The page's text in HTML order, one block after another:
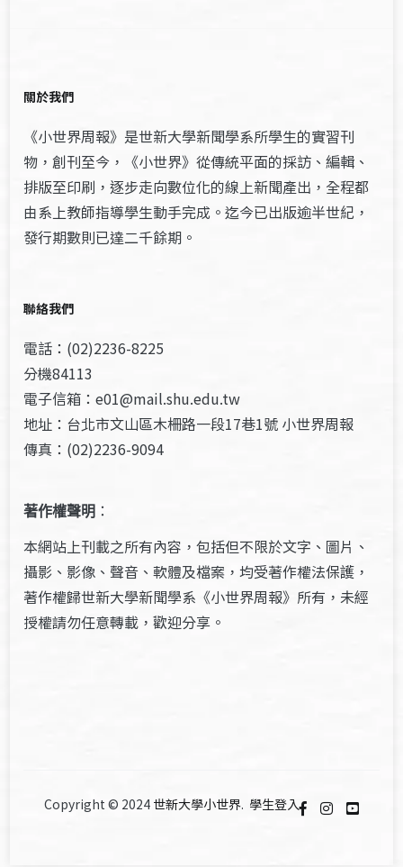
關於我們
《小世界周報》是世新大學新聞學系所學生的實習刊
物，創刊至今，《小世界》從傳統平面的採訪、編輯、
排版至印刷，逐步走向數位化的線上新聞產出，全程都
由系上教師指導學生動手完成。迄今已出版逾半世紀，
發行期數則已達二千餘期。
聯絡我們
電話：(02)2236-8225
分機84113
電子信箱：e01@mail.shu.edu.tw
地址：台北市文山區木柵路一段17巷1號 小世界周報
傳真：(02)2236-9094
著作權聲明 ：
本網站上刊載之所有內容，包括但不限於文字、圖片、
攝影、影像、聲音、軟體及檔案，均受著作權法保護，
著作權歸世新大學新聞學系《小世界周報》所有，未經
授權請勿任意轉載，歡迎分享。
Copyright © 2024 世新大學小世界. 學生登入